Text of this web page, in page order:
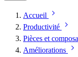
Accueil
Productivité
Pièces et
Améliorations